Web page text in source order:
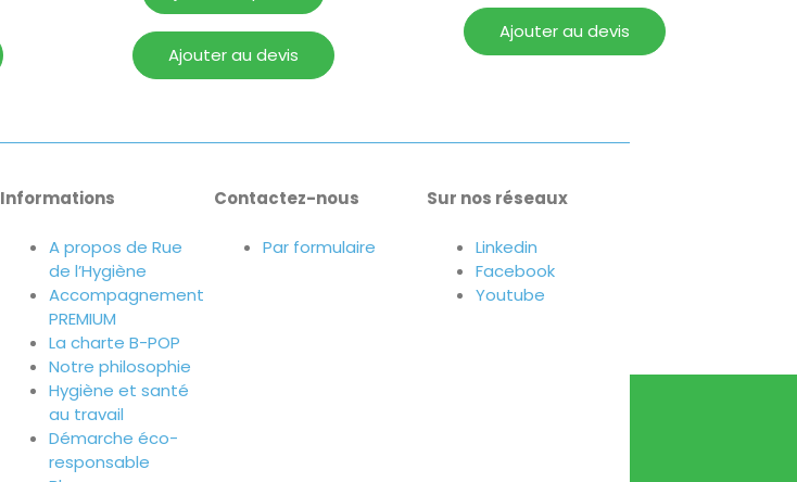
Ajouter au devis
Ajouter au devis
Informations
A propos de Rue
de l’Hygiène
Accompagnement
PREMIUM
La charte B-POP
Notre philosophie
Hygiène et santé
au travail
Démarche éco-
responsable
Contactez-nous
Par formulaire
Sur nos réseaux
Linkedin
Facebook
Youtube